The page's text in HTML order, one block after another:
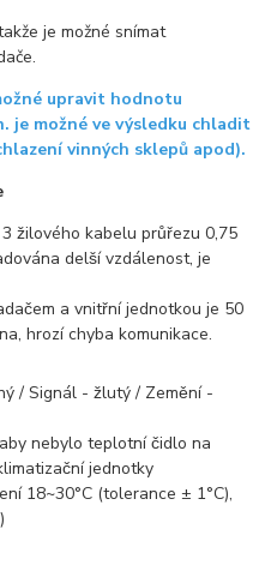
je možné snímat
upravit hodnotu
je možné ve výsledku chladit
vinných sklepů apod).
žilového kabelu průřezu 0,75
delší vzdálenost, je
a vnitřní jednotkou je 50
hrozí chyba komunikace.
/ Signál - žlutý / Zemění -
nebylo teplotní čidlo na
jednotky
18~30°C (tolerance ± 1°C),